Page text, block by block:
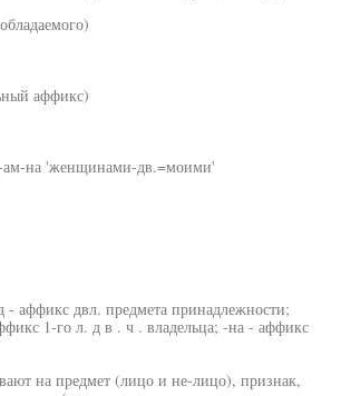
аффикс)
на 'женщинами-дв.=моими'
аффикс двл. предмета принадлежности;
1-го л. д в . ч . владельца; -на - аффикс
на предмет (лицо и не-лицо), признак,